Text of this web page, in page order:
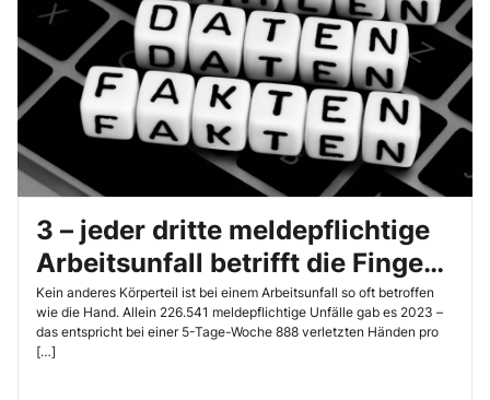
3 – jeder dritte meldepflichtige
Arbeitsunfall betrifft die Finger
oder die Hände
Kein anderes Körperteil ist bei einem Arbeitsunfall so oft betroffen
wie die Hand. Allein 226.541 meldepflichtige Unfälle gab es 2023 –
das entspricht bei einer 5-Tage-Woche 888 verletzten Händen pro
[…]